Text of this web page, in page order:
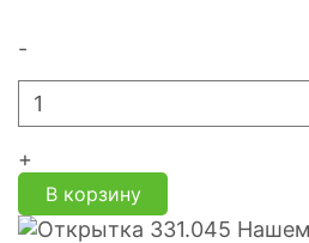
-
+
В корзину